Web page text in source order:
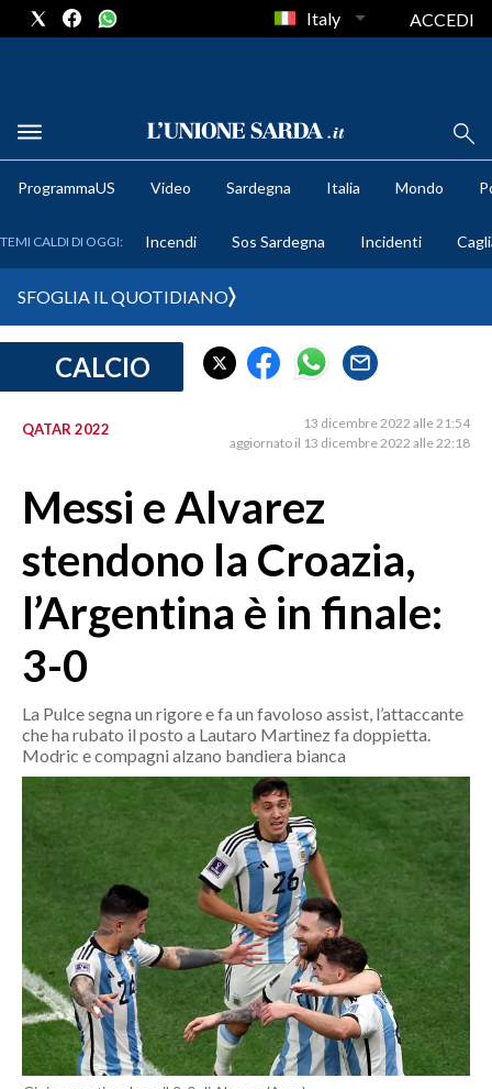
METEO
CRONACA SARDEGNA
PROVINCIA DI CAGLIARI
MEDIO CAMPIDANO
SASSARI E PROVINCIA
GALLURA
NUORO E PROVINCIA
OGLIASTRA
CRONACA
ITALIA
POLITICA
ECONOMIA
SERVIZI ALLE IMPRESE
LAVORO
BANDI
Italy ACCEDI
ProgrammaUS Video Sardegna Italia Mondo
TEMI CALDI DI OGGI: Incendi Sos Sardegna Incidenti
SFOGLIA IL QUOTIDIANO
CALCIO
QATAR 2022
13 dicembre 2022 alle 21:54
aggiornato il 13 dicembre 2022 alle 22:18
Messi e Alvarez
stendono la Croazia,
l’Argentina è in finale:
3-0
La Pulce segna un rigore e fa un favoloso assist, l’attaccante
che ha rubato il posto a Lautaro Martinez fa doppietta.
Modric e compagni alzano bandiera bianca